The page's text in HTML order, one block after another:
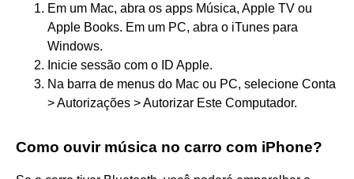
Em um Mac, abra os apps Música, Apple TV ou
Apple Books. Em um PC, abra o iTunes para
Windows.
Inicie sessão com o ID Apple.
Na barra de menus do Mac ou PC, selecione Conta
> Autorizações > Autorizar Este Computador.
Como ouvir música no carro com iPhone?